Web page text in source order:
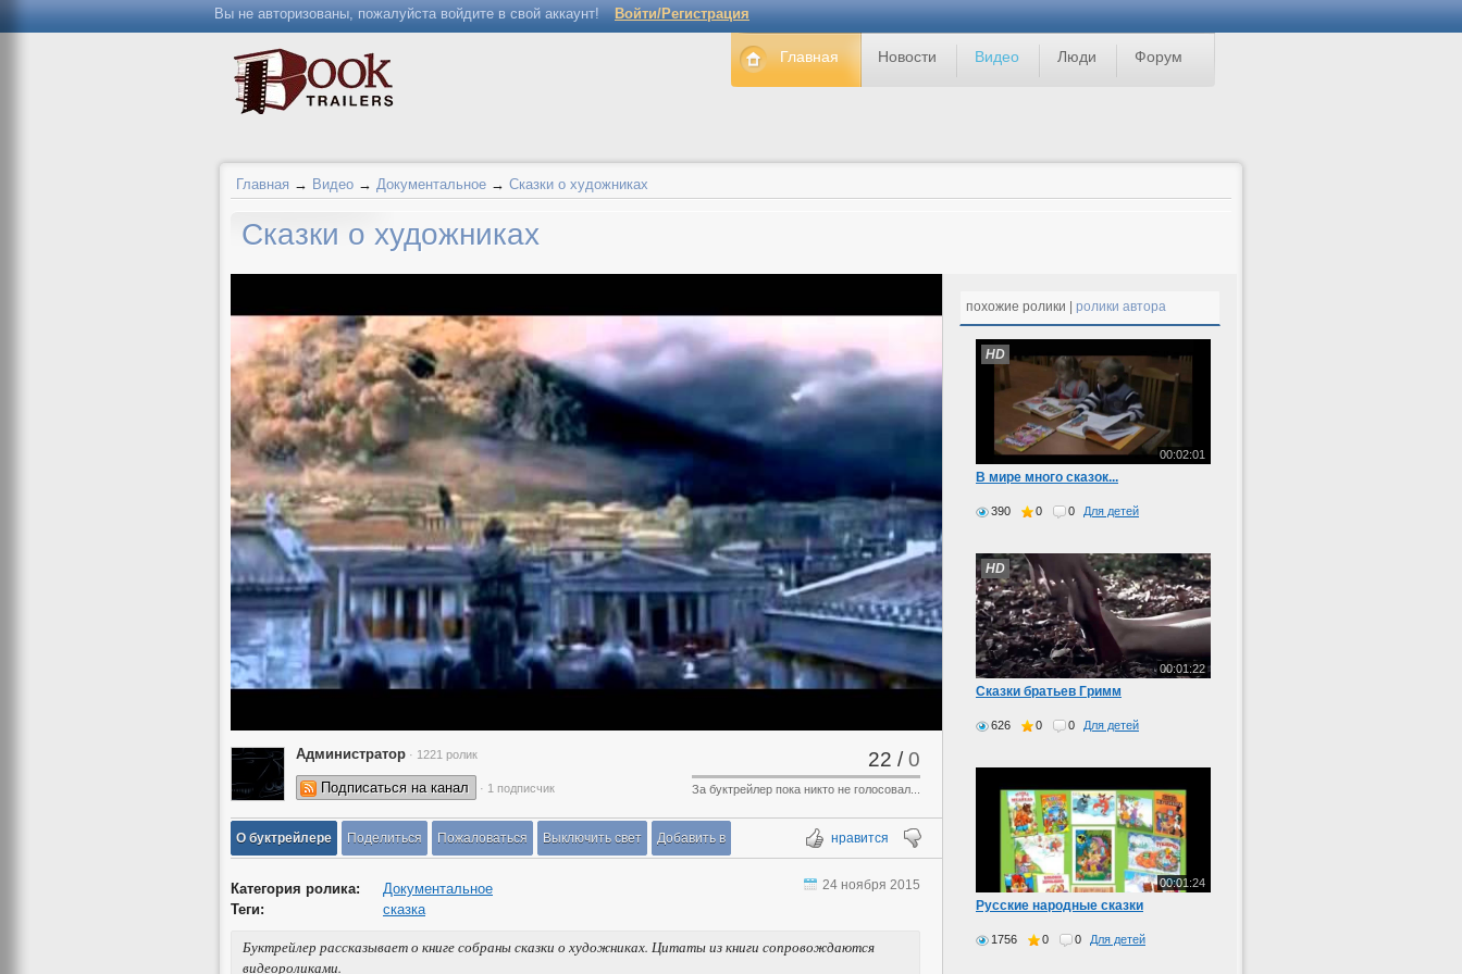
Вы не авторизованы, пожалуйста войдите в свой аккаунт! Войти/Регистрация
Главная Новости Видео Люди Форум
Главная → Видео → Документальное → Сказки о художниках
Сказки о художниках
Администратор · 1221 ролик
Подписаться на канал · 1 подписчик
22 /0
За буктрейлер пока никто не голосовал...
нравится
О буктрейлере Поделиться Пожаловаться Выключить свет Добавить в
Категория ролика:
Документальное
Теги:
сказка
Буктрейлер рассказывает о книге собраны сказки о художниках. Цитаты из книги сопровождаются
видеороликами.
24 ноября 2015
похожие ролики | ролики автора
00:02:01
HD
В мире много сказок...
390 0 0 Для детей
00:01:22
HD
Сказки братьев Гримм
626 0 0 Для детей
00:01:24
Русские народные сказки
1756 0 0 Для детей